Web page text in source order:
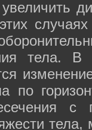
тела.
по
с